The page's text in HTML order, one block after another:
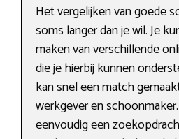
Het vergelijken van goede
soms langer dan je wil. Je
maken van verschillende
die je hierbij kunnen
kan snel een match
werkgever en
eenvoudig een